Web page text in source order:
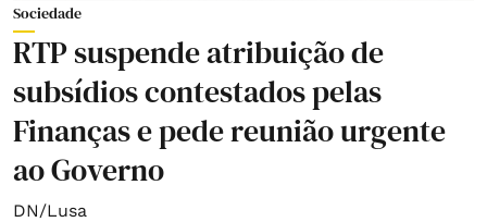
Sociedade
RTP suspende atribuição de
subsídios contestados pelas
Finanças e pede reunião urgente
ao Governo
DN/Lusa